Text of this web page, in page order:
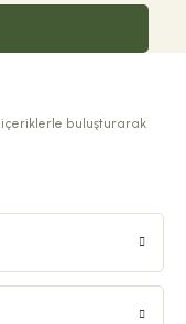
içeriklerle buluşturarak